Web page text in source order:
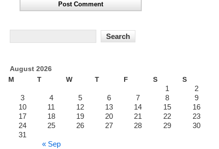
August 2026
M
T W T F S S
« Sep
1
2
3
4 5 6 7 8
9
10
11 12 13 14 15
16
17
18 19 20 21 22
23
24
25 26 27 28 29
30
31